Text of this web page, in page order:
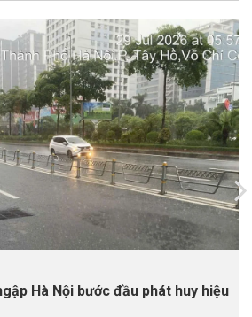
Hà Nội bước đầu phát huy hiệu